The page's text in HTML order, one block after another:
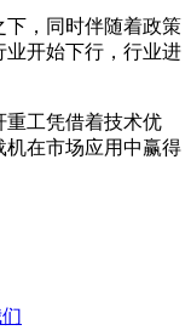
，同时伴随着政策
业开始下行，行业进
工凭借着技术优
机在市场应用中赢得